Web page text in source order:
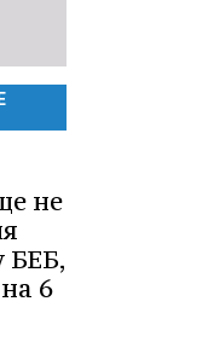
не
БЕБ,
6